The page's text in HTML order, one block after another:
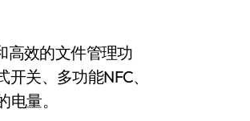
效的文件管理功
关、多功能NFC、
量。